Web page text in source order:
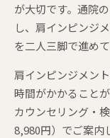
が大切です。通院
し、肩インピンジ
を二人三脚で進めて
肩インピンジメン
時間がかかること
カウンセリング・
8,980円）でご案内